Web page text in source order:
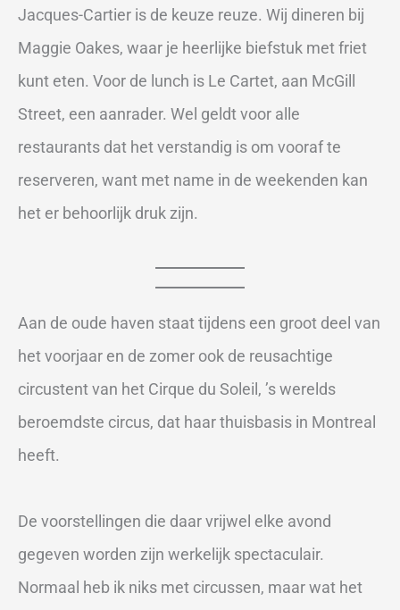
Jacques-Cartier is de keuze reuze. Wij dineren bij
Maggie Oakes, waar je heerlijke biefstuk met friet
kunt eten. Voor de lunch is Le Cartet, aan McGill
Street, een aanrader. Wel geldt voor alle
restaurants dat het verstandig is om vooraf te
reserveren, want met name in de weekenden kan
het er behoorlijk druk zijn.
Aan de oude haven staat tijdens een groot deel van
het voorjaar en de zomer ook de reusachtige
circustent van het Cirque du Soleil, ’s werelds
beroemdste circus, dat haar thuisbasis in Montreal
heeft.
De voorstellingen die daar vrijwel elke avond
gegeven worden zijn werkelijk spectaculair.
Normaal heb ik niks met circussen, maar wat het